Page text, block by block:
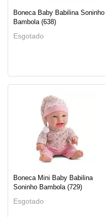
Boneca Baby Babilina Soninho
Bambola (638)
Esgotado
Boneca Mini Baby Babilina
Soninho Bambola (729)
Esgotado